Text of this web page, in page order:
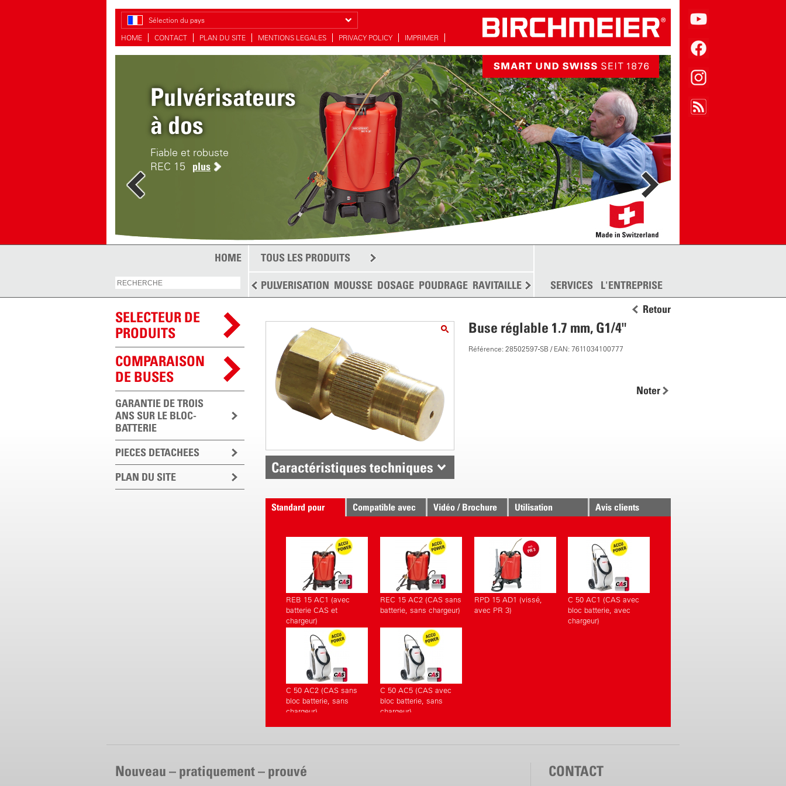
Sélection du pays
HOME
CONTACT PLAN DU SITE MENTIONS LEGALES PRIVACY POLICY IMPRIMER
Pulvérisateurs
à dos
Fiable et robuste
REC 15
plus
HOME TOUS LES PRODUITS
PULVERISATION MOUSSE DOSAGE POUDRAGE RAVITAILLEMENT DISPERSION PLUS
SERVICES L'ENTREPRISE
SELECTEUR DE
PRODUITS
COMPARAISON
DE BUSES
GARANTIE DE TROIS
ANS SUR LE BLOC-
BATTERIE
PIECES DETACHEES
PLAN DU SITE
Retour
Buse réglable 1.7 mm, G1/4"
Référence: 28502597-SB / EAN: 7611034100777
Noter
Caractéristiques techniques
Standard pour Compatible avec Vidéo / Brochure Utilisation Avis clients
REB 15 AC1 (avec
batterie CAS et
chargeur)
REC 15 AC2 (CAS sans
batterie, sans chargeur)
RPD 15 AD1 (vissé,
avec PR 3)
C 50 AC1 (CAS avec
bloc batterie, avec
chargeur)
C 50 AC2 (CAS sans
bloc batterie, sans
chargeur)
C 50 AC5 (CAS avec
bloc batterie, sans
chargeur)
Nouveau – pratiquement – prouvé CONTACT